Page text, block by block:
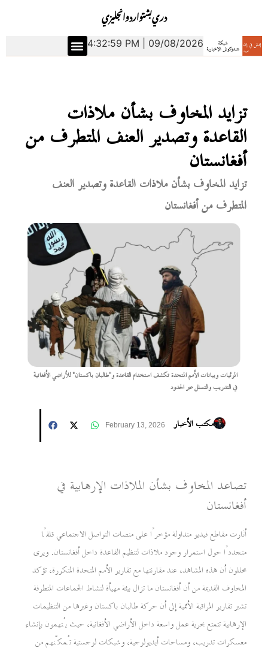
انجليزياردوبشتودري
4:33:00 PM | 09/08/2026
تزايد المخاوف بشأن ملاذات
القاعدة وتصدير العنف المتطرف من
أفغانستان
تزايد المخاوف بشأن ملاذات القاعدة وتصدير العنف
المتطرف من أفغانستان
المرئيات وبيانات الأمم المتحدة تكشف استخدام القاعدة و"طالبان باكستان" للأراضي الأفغانية
في التدريب والتسلل عبر الحدود
مكتب الأخبار February 13, 2026
تصاعد المخاوف بشأن الملاذات الإرهابية في
أفغانستان
أثارت مقاطع فيديو متداولة مؤخرًا على منصات التواصل الاجتماعي قلقًا
متجددًا حول استمرار وجود ملاذات لتنظيم القاعدة داخل أفغانستان. ويرى
محللون أن هذه المشاهد، عند مقارنتها مع تقارير الأمم المتحدة المتكررة، تؤكد
المخاوف القديمة من أن أفغانستان ما تزال بيئة مهيأة لنشاط الجماعات المتطرفة
تشير تقارير المراقبة الأممية إلى أن حركة طالبان باكستان وغيرها من التنظيمات
الإرهابية تتمتع بحرية عمل واسعة داخل الأراضي الأفغانية، حيث يُتهمون بإنشاء
معسكرات تدريب، ومساحات أيديولوجية، وشبكات لوجستية تُمكّنهم من